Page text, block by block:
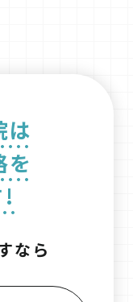
は
を
なら